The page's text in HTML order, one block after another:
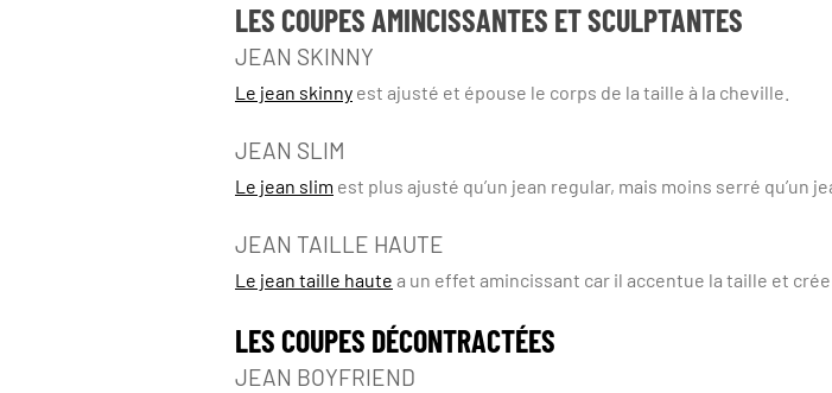
LES COUPES AMINCISSANTES ET SCULPTANTES
JEAN SKINNY
Le jean skinny est ajusté et épouse le corps de la taille à la cheville.
JEAN SLIM
Le jean slim est plus ajusté qu’un jean regular, mais moins serré qu’un
JEAN TAILLE HAUTE
Le jean taille haute a un effet amincissant car il accentue la taille et
LES COUPES DÉCONTRACTÉES
JEAN BOYFRIEND